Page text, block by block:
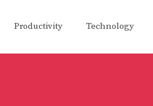
Productivity Technology